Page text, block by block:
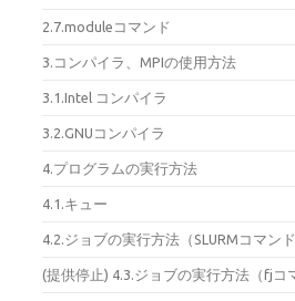
2.7.moduleコマンド
3.コンパイラ、MPIの使用方法
3.1.Intel コンパイラ
3.2.GNUコンパイラ
4.プログラムの実行方法
4.1.キュー
4.2.ジョブの実行方法（SLURMコマンド
(提供停止) 4.3.ジョブの実行方法（fjコ